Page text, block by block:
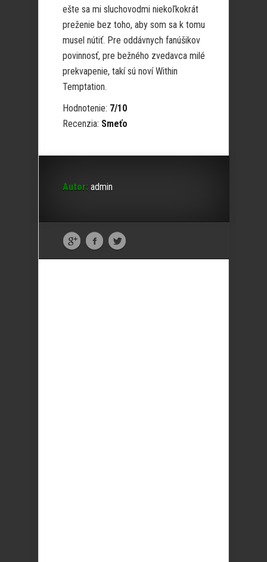
ešte sa mi sluchovodmi niekoľkokrát
preženie bez toho, aby som sa k tomu
musel nútiť. Pre oddávnych fanúšikov
povinnosť, pre bežného zvedavca milé
prekvapenie, takí sú noví Within
Temptation.
Hodnotenie: 7/10
Recenzia: Smeťo
Autor: admin